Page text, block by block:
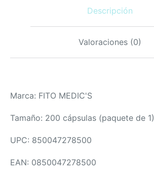
cantidad
Descripción
Valoraciones (0)
Marca: FITO MEDIC'S
Tamaño: 200 cápsulas (paquete de 1)
UPC: 850047278500
EAN: 0850047278500